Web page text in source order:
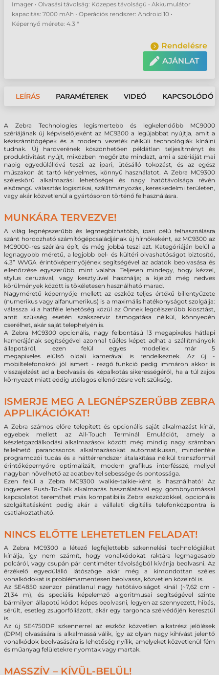
Imager • Olvasási távolság: Közepes távolságú • Akkumulátor
kapacitás: 7000 mAh • Operációs rendszer: Android 10 •
Képernyő mérete: 4.3 "
Rendelésre
AJÁNLAT
LEÍRÁS PARAMÉTEREK VIDEÓ KAPCSOLÓDÓ
A Zebra Technologies legismertebb és legkelendőbb MC9000
szériájának új képviselőjeként az MC9300 a legújabbat nyújtja, amit a
kéziszámítógépek és a modern vezeték nélküli technológiák kínálni
tudnak. Új hardverének köszönhetően példátlan teljesítményt és
produktivitást nyújt, miközben megőrizte mindazt, ami a szériáját mai
napig egyedülállóvá teszi: az ipari, ütésálló tokozást, és az egész
műszakon át tartó kényelmes, könnyű használatot. A Zebra MC9300
széleskörű alkalmazási lehetőségei és nagy hatótávolsága révén
elsőrangú választás logisztikai, szállítmányozási, kereskedelmi területen,
vagy akár közvetlenül a gyártósoron történő felhasználásra.
MUNKÁRA TERVEZVE!
A világ legnépszerűbb és legmegbízhatóbb, ipari célú felhasználásra
szánt hordozható számítógépcsaládjának új hírnökeként, az MC9300 az
MC9000-res szériára épít, és még jobbá teszi azt. Kategóriáján belül a
legnagyobb méretű, a legjobb bel- és kültéri olvashatóságot biztosító,
4.3” WVGA érintőképernyőjének segítségével az adatok beolvasása és
ellenőrzése egyszerűbb, mint valaha. Teljesen mindegy, hogy kézzel,
stylus ceruzával, vagy kesztyűvel használja; a kijelző még nedves
körülmények között is tökéletesen használható marad.
Nagyméretű képernyője mellett az eszköz teljes értékű billentyűzete
(numerikus vagy alfanumerikus) is a maximális hatékonyságot szolgálja:
válassza ki a hatféle lehetőség közül az Önnek legcélszerűbb kiosztást,
amit szükség esetén szakszerviz támogatása nélkül, könnyedén
cserélhet, akár saját telephelyén is.
A Zebra MC9300opcionális, nagy felbontású 13 megapixeles hátlapi
kamerájának segítségével azonnal tűéles képet adhat a szállítmányok
állapotáról, ezen felül egyes modellek már 5
megapixeleselülső oldali kamerával is rendelkeznek. Az új -
mobiltelefonokról jól ismert - rezgő funkció pedig immáron akkor is
visszajelzést ad a beolvasás és képalkotás sikerességéről, ha a túl zajos
környezet miatt eddig utólagos ellenőrzésre volt szükség.
ISMERJE MEG A LEGNÉPSZERŰBB ZEBRA
APPLIKÁCIÓKAT!
A Zebra számos előre telepített és opcionális saját alkalmazást kínál,
egyebek mellett az All-Touch Terminál Emulációt, amely a
készletgazdálkodási alkalmazások között még mindig nagy számban
fellelhető parancssoros alkalmazásokat automatikusan, mindenféle
programozói tudás és a háttérrendszer átalakítása nélkül transzformál
érintőképernyőre optimalizált, modern grafikus interfésszé, mellyel
nagyban növelhető az adatbevitel sebessége és pontossága.
Ezen felül a Zebra MC9300 walkie-talkie-ként is használható! Az
ingyenes Push-To-Talk alkalmazás használatával egy gombnyomással
kapcsolatot teremthet más kompatibilis Zebra eszközökkel, opcionális
szolgáltatásként pedig akár a vállalati digitális telefonközpontra is
csatlakoztatható.
NINCS ELŐTTE LEHETETLEN FELADAT!
A Zebra MC9300 a létező legfejlettebb szkennelési technológiákat
kínálja, így nem számít, hogy vonalkódokat raktára legmagasabb
polcáról, vagy csupán pár centiméter távolságból kívánja beolvasni. Az
érzékelő egyedülálló látószöge akár még a kimondottan széles
vonalkódokat is problémamentesen beolvassa, közvetlen közelről is.
Az SE4850 szenzor páratlanul nagy hatótávolságot kínál (~7,62 cm -
21,34 m), és speciális képelemző algoritmusai segítségével szinte
bármilyen állapotú kódot képes beolvasni, legyen az szennyezett, hibás,
sérült, esetleg zsugorfóliázott, akár egy targonca szélvédőjén keresztül
is.
Az új SE4750DP szkennerrel az eszköz közvetlen alkatrész jelölések
(DPM) olvasására is alkalmassá válik, így az olyan nagy kihívást jelentő
vonalkódok beolvasására is lehetőség nyílik, amelyeket közvetlenül fém
és műanyag felületekre nyomtak vagy martak.
MASSZÍV – KÍVÜL-BELÜL!